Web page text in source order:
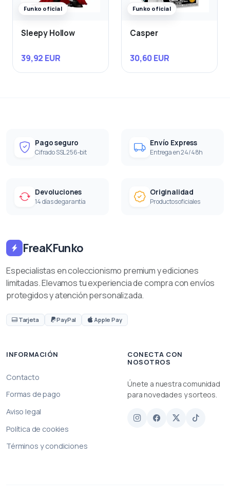
Funko oficial
Sleepy Hollow
39,92 EUR
Funko oficial
Casper
30,60 EUR
Pago seguro
Cifrado SSL 256-bit
Envío Express
Entrega en 24/48h
Devoluciones
14 días de garantía
Originalidad
Productos oficiales
FreaKFunko
Especialistas en coleccionismo premium y ediciones
limitadas. Elevamos tu experiencia de compra con envíos
protegidos y atención personalizada.
Tarjeta PayPal Apple Pay
INFORMACIÓN
Contacto
Formas de pago
Aviso legal
Política de cookies
Términos y condiciones
CONECTA CON
NOSOTROS
Únete a nuestra comunidad
para novedades y sorteos.